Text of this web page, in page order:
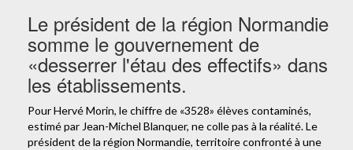
Le président de la région Normandie
somme le gouvernement de
«desserrer l'étau des effectifs» dans
les établissements.
Pour Hervé Morin, le chiffre de «3528» élèves contaminés,
estimé par Jean-Michel Blanquer, ne colle pas à la réalité. Le
président de la région Normandie, territoire confronté à une